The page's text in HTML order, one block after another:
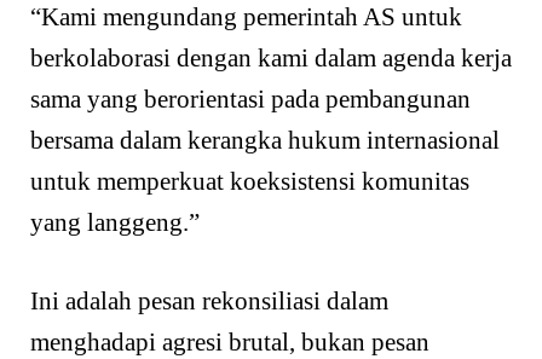
“Kami mengundang pemerintah AS untuk
berkolaborasi dengan kami dalam agenda kerja
sama yang berorientasi pada pembangunan
bersama dalam kerangka hukum internasional
untuk memperkuat koeksistensi komunitas
yang langgeng.”
Ini adalah pesan rekonsiliasi dalam
menghadapi agresi brutal, bukan pesan